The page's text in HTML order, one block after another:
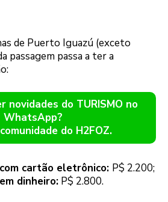
de Puerto Iguazú (exceto
passagem passa a ter a
novidades do TURISMO no
WhatsApp?
do H2FOZ.
cartão eletrônico: P$ 2.200;
dinheiro: P$ 2.800.